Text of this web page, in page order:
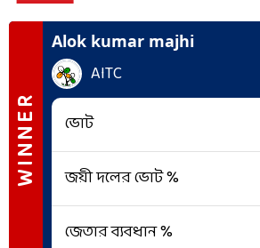
WINNER
Alok kumar majhi
AITC
ভোট
জয়ী দলের ভোট %
জেতার ব্যবধান %